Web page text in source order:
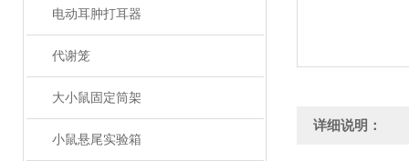
电动耳肿打耳器
代谢笼
大小鼠固定筒架
小鼠悬尾实验箱
详细说明：